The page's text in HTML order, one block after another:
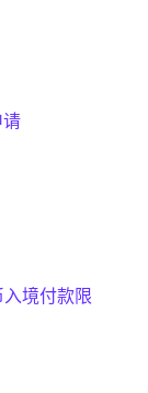
境付款限